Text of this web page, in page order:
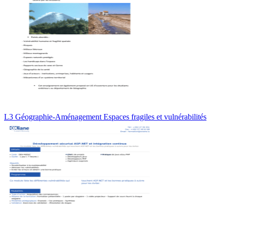
L3 Géographie-Aménagement Espaces fragiles et vulnérabilités